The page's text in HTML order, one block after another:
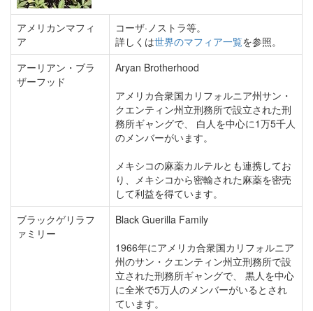
アメリカンマフィ
ア
コーザ·ノストラ等。
詳しくは世界のマフィア一覧を参照。
アーリアン・ブラ
ザーフッド
Aryan Brotherhood
アメリカ合衆国カリフォルニア州サン・
クエンティン州立刑務所で設立された刑
務所ギャングで、 白人を中心に1万5千人
のメンバーがいます。
メキシコの麻薬カルテルとも連携してお
り、メキシコから密輸された麻薬を密売
して利益を得ています。
ブラックゲリラフ
ァミリー
Black Guerilla Family
1966年にアメリカ合衆国カリフォルニア
州のサン・クエンティン州立刑務所で設
立された刑務所ギャングで、 黒人を中心
に全米で5万人のメンバーがいるとされ
ています。